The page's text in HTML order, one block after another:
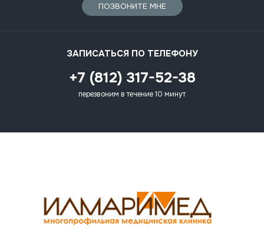
ПОЗВОНИТЕ МНЕ
ЗАПИСАТЬСЯ ПО ТЕЛЕФОНУ
+7 (812) 317-52-38
перезвоним в течение 10 минут